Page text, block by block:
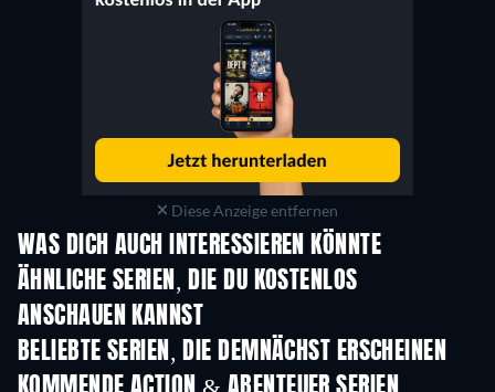
Diese Anzeige entfernen
WAS DICH AUCH INTERESSIEREN KÖNNTE
Serie
ÄHNLICHE SERIEN, DIE DU KOSTENLOS
ANSCHAUEN KANNST
Serie
BELIEBTE SERIEN, DIE DEMNÄCHST ERSCHEINEN
Serie Serie